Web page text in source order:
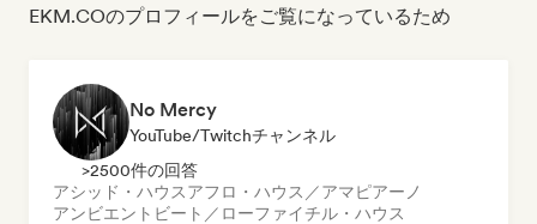
EKM.COのプロフィールをご覧になっているため
No Mercy
YouTube/Twitchチャンネル
>2500件の回答
アシッド・ハウスアフロ・ハウス／アマピアーノ
アンビエント ビート／ローファイチル・ハウス